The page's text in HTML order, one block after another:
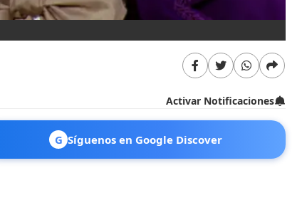
Activar Notificaciones
G Síguenos en Google Discover